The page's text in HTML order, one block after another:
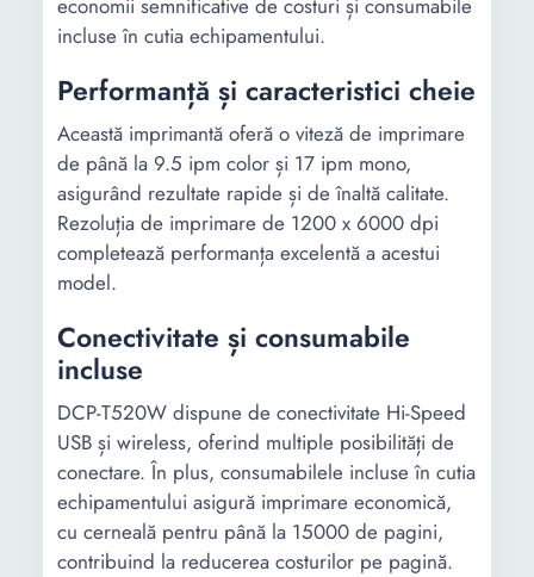
economii semnificative de costuri și consumabile
incluse în cutia echipamentului.
Performanță și caracteristici cheie
Această imprimantă oferă o viteză de imprimare
de până la 9.5 ipm color și 17 ipm mono,
asigurând rezultate rapide și de înaltă calitate.
Rezoluția de imprimare de 1200 x 6000 dpi
completează performanța excelentă a acestui
model.
Conectivitate și consumabile
incluse
DCP-T520W dispune de conectivitate Hi-Speed
USB și wireless, oferind multiple posibilități de
conectare. În plus, consumabilele incluse în cutia
echipamentului asigură imprimare economică,
cu cerneală pentru până la 15000 de pagini,
contribuind la reducerea costurilor pe pagină.